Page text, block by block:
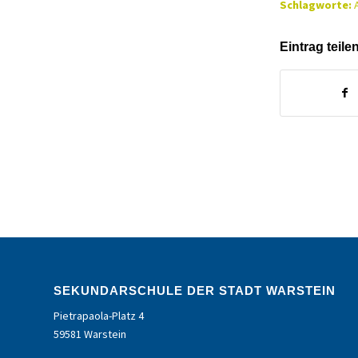
Schlagworte:
Eintrag teilen
SEKUNDARSCHULE DER STADT WARSTEIN
Pietrapaola-Platz 4
59581 Warstein